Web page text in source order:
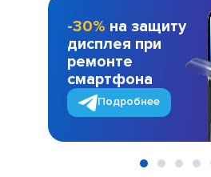
-30% на защиту
дисплея при
ремонте
смартфона
Подробнее